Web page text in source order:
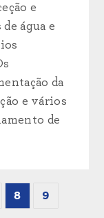
e
água e
da
e vários
de
8 9